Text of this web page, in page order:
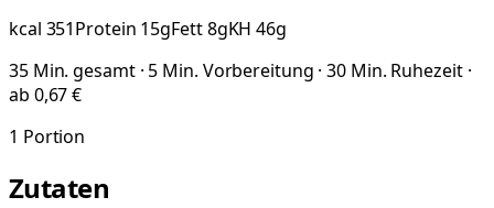
kcal 351Protein 15gFett8gKH 46g
35 Min. gesamt · 5 Min. Vorbereitung · 30 Min. Ruhezeit ·
ab 0,67 €
1 Portion
Zutaten